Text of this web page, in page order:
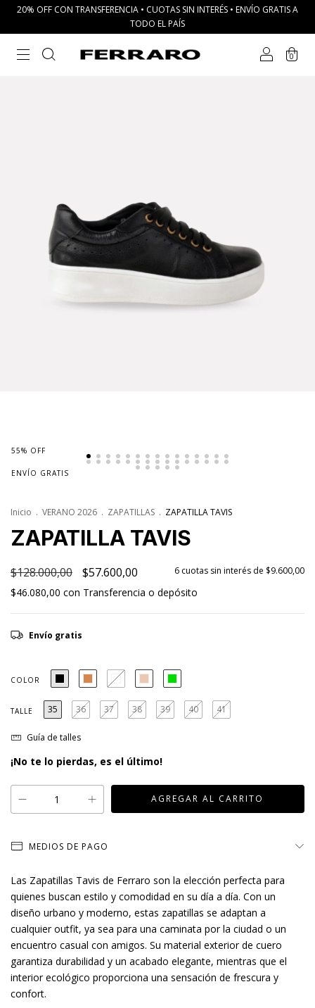
20% OFF CON TRANSFERENCIA • CUOTAS SIN INTERÉS • ENVÍO GRATIS A
TODO EL PAÍS
0
55% OFF
ENVÍO GRATIS
Inicio . VERANO 2026 . ZAPATILLAS . ZAPATILLA TAVIS
ZAPATILLA TAVIS
$128.000,00 $57.600,00 6 cuotas sin interés de $9.600,00
$46.080,00 con Transferencia o depósito
Envío gratis
COLOR
TALLE 35 36 37 38 39 40 41
Guía de talles
¡No te lo pierdas, es el último!
MEDIOS DE PAGO
Las Zapatillas Tavis de Ferraro son la elección perfecta para
quienes buscan estilo y comodidad en su día a día. Con un
diseño urbano y moderno, estas zapatillas se adaptan a
cualquier outfit, ya sea para una caminata por la ciudad o un
encuentro casual con amigos. Su material exterior de cuero
garantiza durabilidad y un acabado elegante, mientras que el
interior ecológico proporciona una sensación de frescura y
confort.